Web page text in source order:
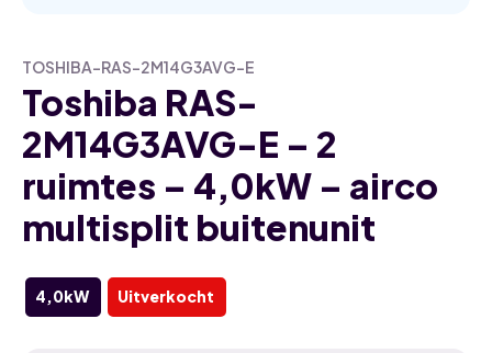
TOSHIBA-RAS-2M14G3AVG-E
Toshiba RAS-
2M14G3AVG-E – 2
ruimtes – 4,0kW – airco
multisplit buitenunit
4,0kW Uitverkocht